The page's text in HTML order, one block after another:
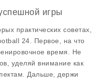
игры
практических советах
24. Первое, на что
время. Не
уделяй внимание как
Дальше, держи